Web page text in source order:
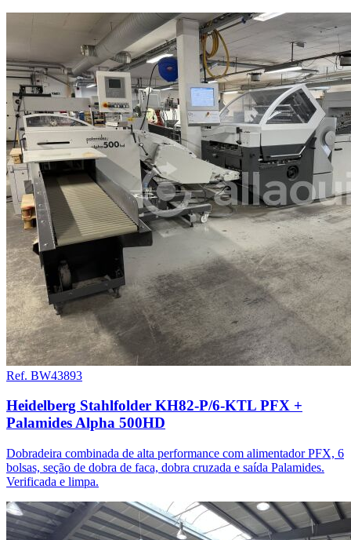
Ref. BW43893
Heidelberg Stahlfolder KH82-P/6-KTL PFX +
Palamides Alpha 500HD
Dobradeira combinada de alta performance com alimentador PFX, 6
bolsas, seção de dobra de faca, dobra cruzada e saída Palamides.
Verificada e limpa.